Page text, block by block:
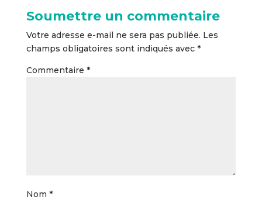
Soumettre un commentaire
Votre adresse e-mail ne sera pas publiée. Les
champs obligatoires sont indiqués avec *
Commentaire *
Nom *